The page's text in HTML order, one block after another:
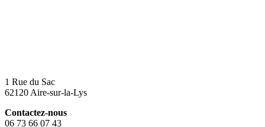
1 Rue du Sac
62120 Aire-sur-la-Lys
Contactez-nous
06 73 66 07 43